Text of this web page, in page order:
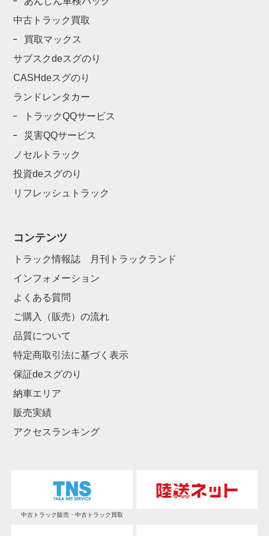
中古トラック買取
買取マックス
サブスクdeスグのり
CASHdeスグのり
ランドレンタカー
トラックQQサービス
災害QQサービス
ノセルトラック
投資deスグのり
リフレッシュトラック
コンテンツ
トラック情報誌 月刊トラックランド
インフォメーション
よくある質問
ご購入（販売）の流れ
品質について
特定商取引法に基づく表示
保証deスグのり
納車エリア
販売実績
アクセスランキング
中古トラック販売・中古トラック買取